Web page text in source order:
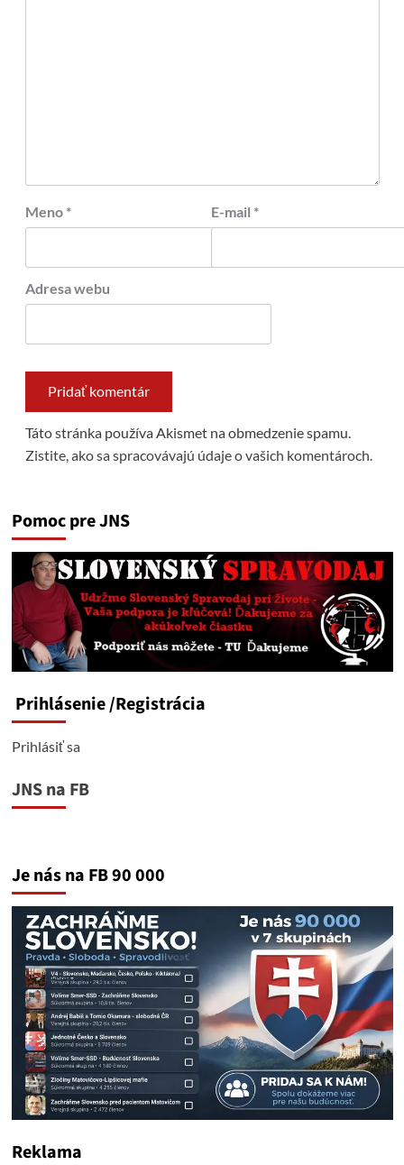
Meno * E-mail *
Adresa webu
Táto stránka používa Akismet na obmedzenie spamu.
Zistite, ako sa spracovávajú údaje o vašich komentároch.
Pomoc pre JNS
Prihlásenie/Registrácia
Prihlásiť sa
JNS na FB
Je nás na FB 90 000
Reklama